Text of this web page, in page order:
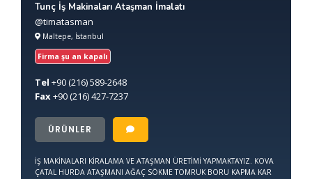
Tunç İş Makinaları Ataşman İmalatı
@timatasman
Maltepe, İstanbul
Firma şu an kapalı
Tel +90(216) 589-2648
Fax+90(216) 427-7237
ÜRÜNLER
İŞ MAKİNALARI KİRALAMA VE ATAŞMAN ÜRETİMİ YAPMAKTAYIZ. KOVA
ÇATAL HURDA ATAŞMANI AĞAÇ SÖKME TOMRUK BORU KAPMA KAR